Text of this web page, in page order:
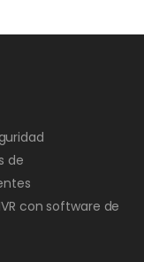
de
con software de